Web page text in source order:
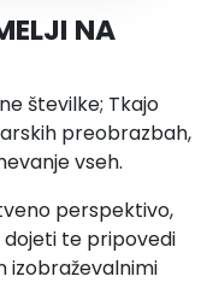
NA
številke; Tkajo
preobrazbah,
vseh.
perspektivo,
te pripovedi
izobraževalnimi